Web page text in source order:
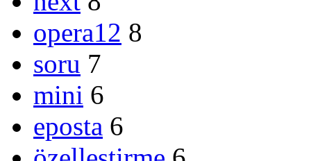
opera12 8
soru 7
mini 6
eposta 6